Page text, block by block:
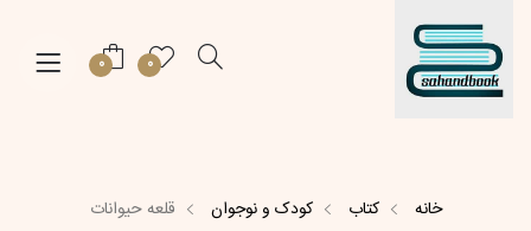
0
0
خانه کتاب کودک و نوجوان قلعه حیوانات